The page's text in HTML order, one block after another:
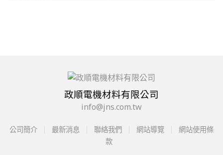
政順電機材料有限公司
info@jns.com.tw
公司簡介 最新消息 聯絡我們 網站導覽
網站使用條
款